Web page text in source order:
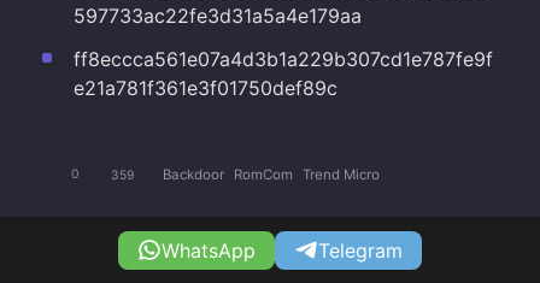
597733ac22fe3d31a5a4e179aa
ff8eccca561e07a4d3b1a229b307cd1e787fe9f
e21a781f361e3f01750def89c
0 359 Backdoor RomCom Trend Micro
WhatsApp Telegram